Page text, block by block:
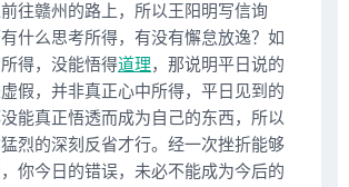
往赣州的路上，所以王阳明写信询
什么思考所得，有没有懈怠放逸？如
得，没能悟得道理，那说明平日说的
假，并非真正心中所得，平日见到的
能真正悟透而成为自己的东西，所以
烈的深刻反省才行。经一次挫折能够
你今日的错误，未必不能成为今后的